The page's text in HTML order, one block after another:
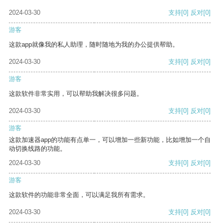
2024-03-30 支持[0] 反对[0]
游客
这款app就像我的私人助理，随时随地为我的办公提供帮助。
2024-03-30 支持[0] 反对[0]
游客
这款软件非常实用，可以帮助我解决很多问题。
2024-03-30 支持[0] 反对[0]
游客
这款加速器app的功能有点单一，可以增加一些新功能，比如增加一个自
动切换线路的功能。
2024-03-30
支持[0] 反对[0]
游客
这款软件的功能非常全面，可以满足我所有需求。
2024-03-30 支持[0] 反对[0]